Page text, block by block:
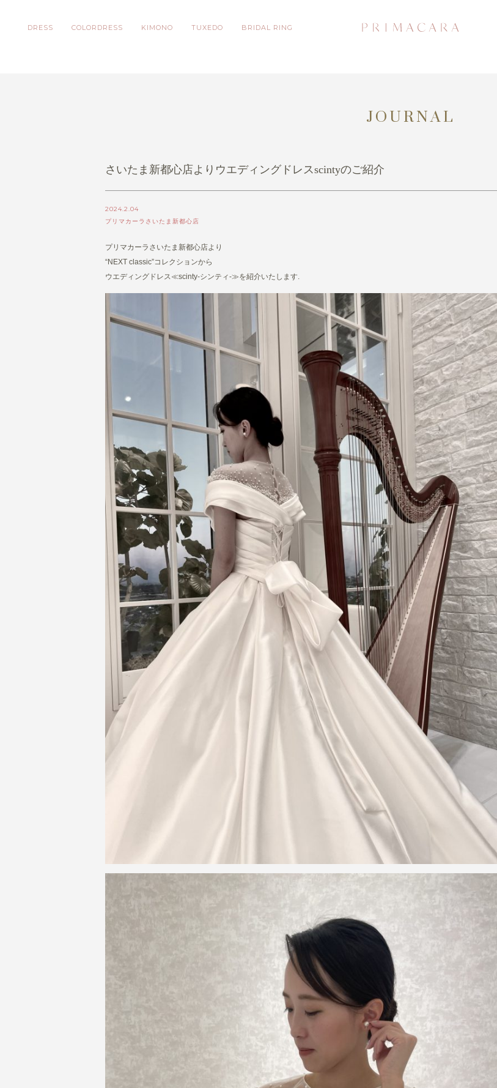
DRESS COLORDRESS KIMONO TUXEDO BRIDAL RING
JOURNAL
さいたま新都心店よりウエディングドレスscintyのご紹介
2024.2.04
プリマカーラさいたま新都心店
プリマカーラさいたま新都心店より
“NEXT classic”コレクションから
ウエディングドレス≪scinty-シンティ-≫を紹介いたします.